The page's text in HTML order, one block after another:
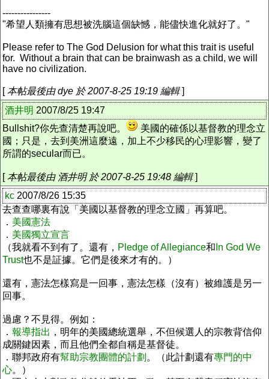
----------------
"希望人類擁有思想被洗腦這個缺憾，能儘快進化就好了。"
Please refer to The God Delusion for what this trait is useful
for. Without a brain that can be brainwash as a child, we will
have no civilization.
[本帖最後由 dye 於 2007-8-25 19:19 編輯]
酒井明 2007/8/25 19:47
Bullshit?你先查清楚再說吧。
美國的確係以基督教的理念立
國；只是，去到美洲這麼遠，加上不少移民的心理影響，變了
所謂的secular而已。
[本帖最後由 酒井明 於 2007-8-25 19:48 編輯]
kc 2007/8/26 15:35
去查查哪裏有說「美國以基督教的理念立國」再算吧。
． 美國憲法
． 美國獨立宣言
（我就看不到有了。還有， Pledge of Allegiance和 In God We
Trust也不是証據。它們是後來才有的。）
還有，憲法怎樣寫是一回事，憲法怎樣（沒有）被維護是另一
回事。
過慮？不見得。例如：
． 報導指出 ，明年的美國總統選舉，不但候選人的宗教背信仰
成關鍵因素，而且他們全都自稱是基督徒。
．聯邦政府有幫助宗教團體的計劃 。（此計劃還有專門的中
心。）